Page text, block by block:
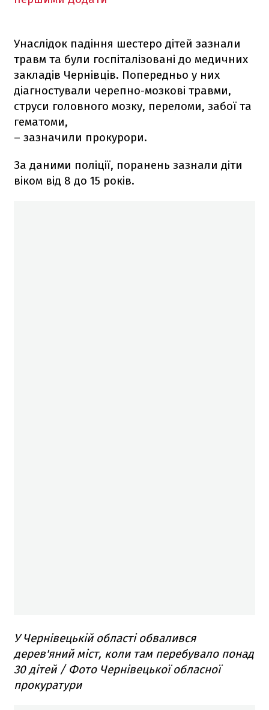
Унаслідок падіння шестеро дітей зазнали
травм та були госпіталізовані до медичних
закладів Чернівців. Попередньо у них
діагностували черепно-мозкові травми,
струси головного мозку, переломи, забої та
гематоми,
– зазначили прокурори.
За даними поліції, поранень зазнали діти
віком від 8 до 15 років.
У Чернівецькій області обвалився
дерев'яний міст, коли там перебувало понад
30 дітей / Фото Чернівецької обласної
прокуратури